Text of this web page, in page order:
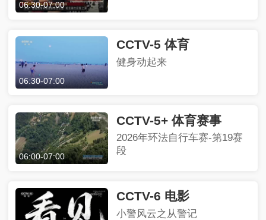
06:30-07:00
06:30-07:00
CCTV-5 体育
健身动起来
06:00-07:00
CCTV-5+ 体育赛事
2026年环法自行车赛-第19赛
段
CCTV-6 电影
小警风云之从警记